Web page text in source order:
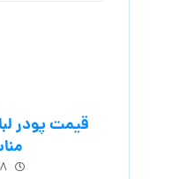
قیمت پودر
۲۸